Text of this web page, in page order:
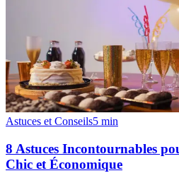
Astuces et Conseils5 min
8 Astuces Incontournables
Chic et Économique